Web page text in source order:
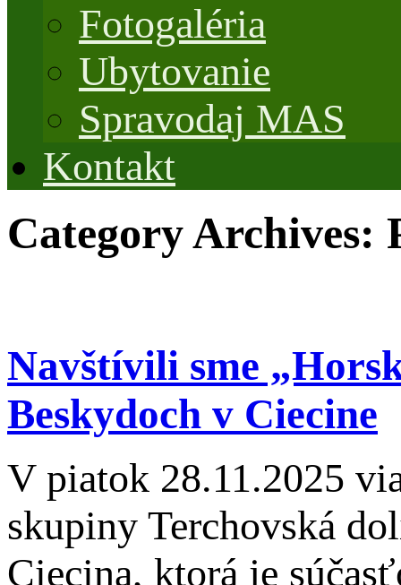
Fotogaléria
Ubytovanie
Spravodaj MAS
Kontakt
Category Archives:
Navštívili sme
Beskydoch v Ciecine
V piatok 28.11.2025
skupiny Terchovská
Ciecina, ktorá je